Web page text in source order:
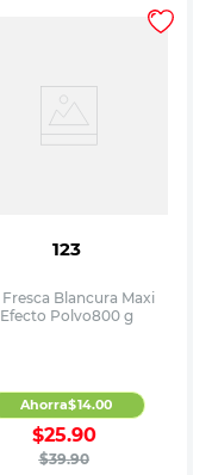
123
Efecto Polvo800 g
$39.90
$25.90
Ahorra$14.00